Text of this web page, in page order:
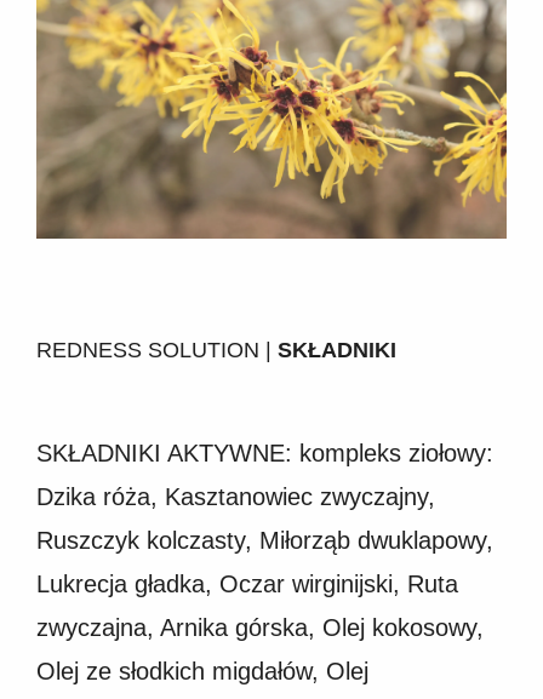
REDNESS SOLUTION | SKŁADNIKI
SKŁADNIKI AKTYWNE: kompleks ziołowy:
Dzika róża, Kasztanowiec zwyczajny,
Ruszczyk kolczasty, Miłorząb dwuklapowy,
Lukrecja gładka, Oczar wirginijski, Ruta
zwyczajna, Arnika górska, Olej kokosowy,
Olej ze słodkich migdałów, Olej